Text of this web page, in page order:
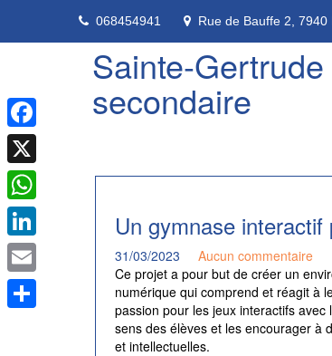
content
068454941 Rue de Bauffe 2, 7940
Sainte-Gertrude
secondaire
Un gymnase
31/03/2023
Aucun commentaire
Ce projet a pour but de créer un
numérique qui comprend et réagit à
passion pour les jeux interactifs avec
sens des élèves et les encourager à
et intellectuelles.
Facebook
X
WhatsApp
LinkedIn
Email